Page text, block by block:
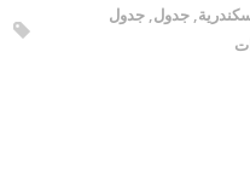
,جدول,جدول